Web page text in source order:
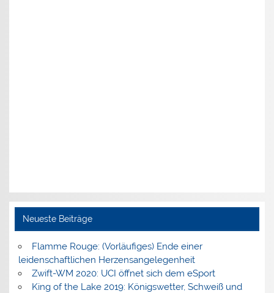
Neueste Beiträge
Flamme Rouge: (Vorläufiges) Ende einer
leidenschaftlichen Herzensangelegenheit
Zwift-WM 2020: UCI öffnet sich dem eSport
King of the Lake 2019: Königswetter, Schweiß und